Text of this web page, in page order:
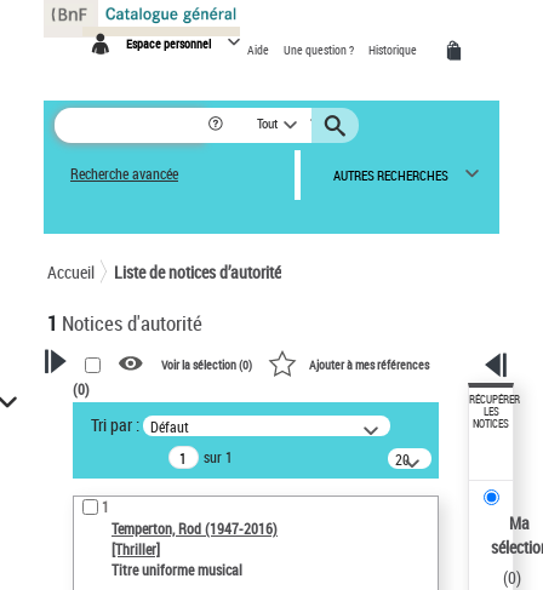
Espace personnel Aide Une question ? Historique
Tout
Recherche avancée AUTRES RECHERCHES
Accueil Liste de notices d’autorité
1 Notices d'autorité
VOTRE RECHERCHE
Recherche avancée dans les
notices d’autorité
Œuvres liées à l'auteur :
Temperton, Rod (1947-2016)
Voir la sélection (0) Ajouter à mes références
(0)
Tri par : Défaut
sur 1
20
résultats/page
1
Temperton, Rod (1947-2016)
[Thriller]
Titre uniforme musical
RÉCUPÉRER
LES
NOTICES
Ma
(0)
Panneau de gestion des cookies